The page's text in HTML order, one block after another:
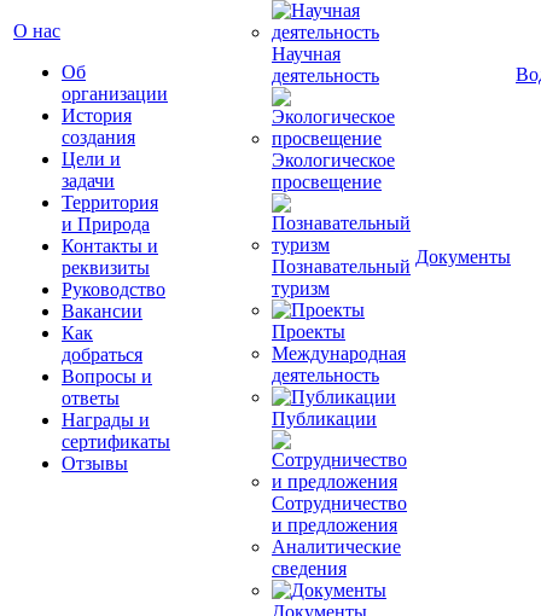
О нас
Об
организации
История
создания
Цели и
задачи
Территория
и Природа
Контакты и
реквизиты
Руководство
Вакансии
Как
добраться
Вопросы и
ответы
Награды и
сертификаты
Отзывы
Научная
деятельность
Экологическое
просвещение
Познавательный
туризм
Проекты
Международная
деятельность
Публикации
Сотрудничество
и предложения
Аналитические
сведения
Документы
Документы